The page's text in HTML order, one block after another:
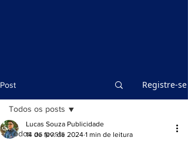
Post Registre-se
Todos os posts
Todos os posts
Lucas Souza Publicidade
14 de fev. de 2024 1 min de leitura